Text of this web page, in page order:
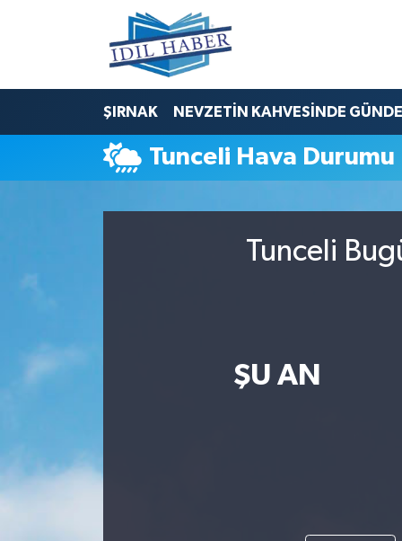
ŞIRNAK NEVZETİN KAHVESİNDE
Tunceli Hava Durumu
Tunceli
ŞU AN
Nöbetçi Eczaneler
Hava Durumu
Trafik Durumu
Haber Arşivi